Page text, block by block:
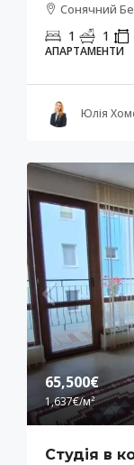
Сонячний
1 1
АПАРТАМЕНТИ
Юлія
65,500€
1,637€/м²
Студія в